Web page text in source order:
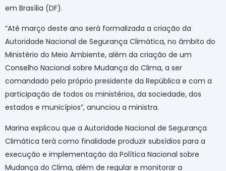
em Brasília (DF).
“Até março deste ano será formalizada a criação da
Autoridade Nacional de Segurança Climática, no âmbito do
Ministério do Meio Ambiente, além da criação de um
Conselho Nacional sobre Mudança do Clima, a ser
comandado pelo próprio presidente da República e com a
participação de todos os ministérios, da sociedade, dos
estados e municípios”, anunciou a ministra.
Marina explicou que a Autoridade Nacional de Segurança
Climática terá como finalidade produzir subsídios para a
execução e implementação da Política Nacional sobre
Mudança do Clima, além de regular e monitorar a